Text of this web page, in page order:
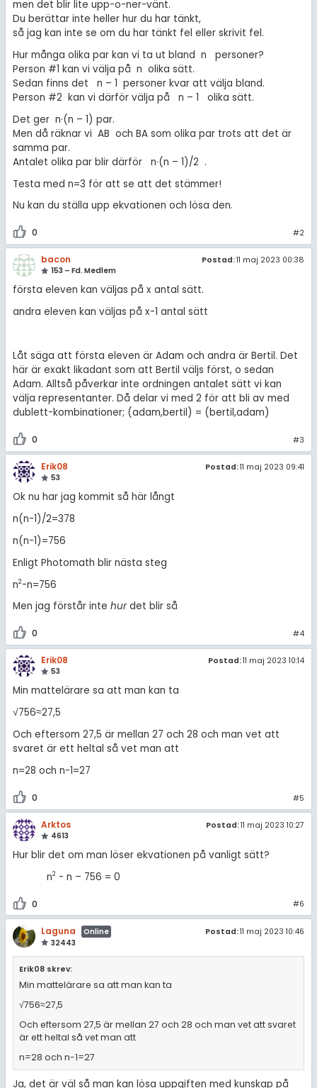
men det blir lite upp-o-ner-vänt.
Du berättar inte heller hur du har tänkt,
så jag kan inte se om du har tänkt fel eller skrivit fel.
Hur många olika par kan vi ta ut bland n personer?
Person #1 kan vi välja på n olika sätt.
Sedan finns det n – 1 personer kvar att välja bland.
Person #2 kan vi därför välja på n – 1 olika sätt.
Det ger n·(n – 1) par.
Men då räknar vi AB och BA som olika par trots att det är
samma par.
Antalet olika par blir därför n·(n – 1)/2 .
Testa med n=3 för att se att det stämmer!
Nu kan du ställa upp ekvationen och lösa den.
0 #2
bacon
153 – Fd. Medlem
Postad:11 maj 2023 00:38
första eleven kan väljas på x antal sätt.
andra eleven kan väljas på x-1 antal sätt
Låt säga att första eleven är Adam och andra är Bertil. Det
här är exakt likadant som att Bertil väljs först, o sedan
Adam. Alltså påverkar inte ordningen antalet sätt vi kan
välja representanter. Då delar vi med 2 för att bli av med
dublett-kombinationer; (adam,bertil) = (bertil,adam)
0 #3
Erik08
53
Postad:11 maj 2023 09:41
Ok nu har jag kommit så här långt
n(n-1)/2=378
n(n-1)=756
Enligt Photomath blir nästa steg
n2-n=756
Men jag förstår inte hurdet blir så
0 #4
Erik08
53
Postad:11 maj 2023 10:14
Min mattelärare sa att man kan ta
√756≈27,5
Och eftersom 27,5 är mellan 27 och 28 och man vet att
svaret är ett heltal så vet man att
n=28 och n-1=27
0 #5
Arktos
4613
Postad:11 maj 2023 10:27
Hur blir det om man löser ekvationen på vanligt sätt?
n2 - n – 756 = 0
0 #6
Laguna
Online
32443
Postad:11 maj 2023 10:46
Erik08 skrev:
Min mattelärare sa att man kan ta
√756≈27,5
Och eftersom 27,5 är mellan 27 och 28 och man vet att svaret
är ett heltal så vet man att
n=28 och n-1=27
Ja, det är väl så man kan lösa uppgiften med kunskap på